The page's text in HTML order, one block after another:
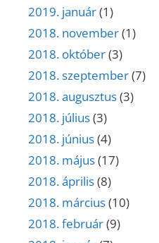
2019. január(1)
2018. november(1)
2018. október(3)
2018. szeptember(7)
2018. augusztus(3)
2018. július(3)
2018. június(4)
2018. május(17)
2018. április(8)
2018. március(10)
2018. február(9)